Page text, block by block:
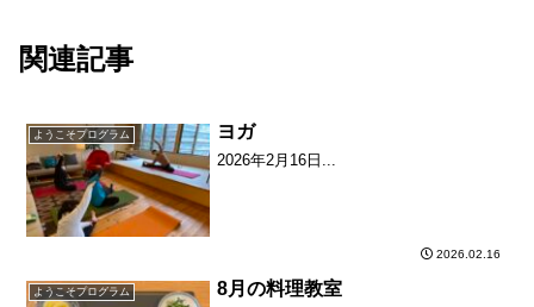
関連記事
ようこそプログラム ヨガ
2026年2月16日...
2026.02.16
ようこそプログラム 8月の料理教室